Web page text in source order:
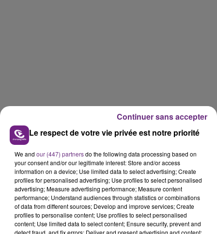
Le respect de votre vie privée est notre priorité
We and our (447) partnersdo the following data processing based on
your consent and/or our legitimate interest: Store and/or access
information on a device; Use limited data to select advertising; Create
profiles for personalised advertising; Use profiles to select personalised
advertising; Measure advertising performance; Measure content
performance; Understand audiences through statistics or combinations
of data from different sources; Develop and improve services; Create
profiles to personalise content; Use profiles to select personalised
content; Use limited data to select content; Ensure security, prevent and
detect fraud, and fix errors; Deliver and present advertising and content;
Continuer sans accepter